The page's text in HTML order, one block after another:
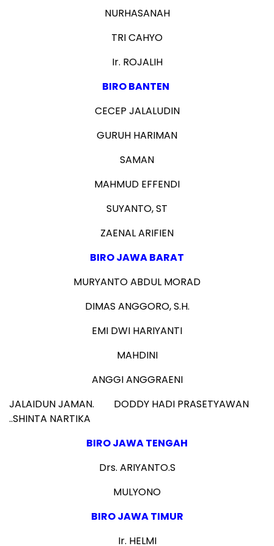
NURHASANAH
TRI CAHYO
Ir. ROJALIH
BIRO BANTEN
CECEP JALALUDIN
GURUH HARIMAN
SAMAN
MAHMUD EFFENDI
SUYANTO, ST
ZAENAL ARIFIEN
BIRO JAWA BARAT
MURYANTO ABDUL MORAD
DIMAS ANGGORO, S.H.
EMI DWI HARIYANTI
MAHDINI
ANGGI ANGGRAENI
JALAIDUN JAMAN. DODDY HADI PRASETYAWAN
..SHINTA NARTIKA
BIRO JAWA TENGAH
Drs. ARIYANTO.S
MULYONO
BIRO JAWA TIMUR
Ir. HELMI